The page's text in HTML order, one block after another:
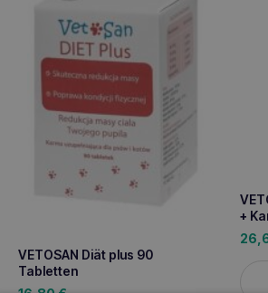
VETOSAN Diät plus 90
Tabletten
+